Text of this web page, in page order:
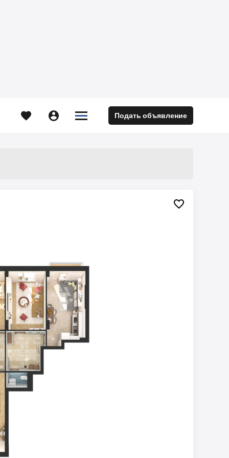
  

 Подать объявление
